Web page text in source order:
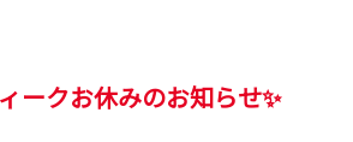
ークお休みのお知らせ✨